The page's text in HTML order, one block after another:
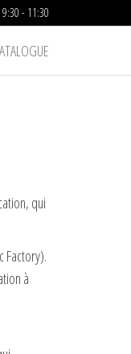
- 11:30
qui
Factory).
à